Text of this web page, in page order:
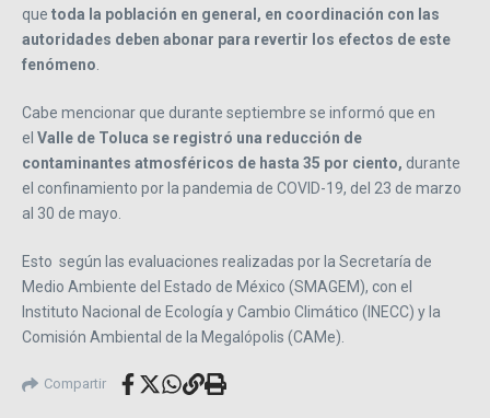
que toda la población en general, en coordinación con las
autoridades deben abonar para revertir los efectos de este
fenómeno.
Cabe mencionar que durante septiembre se informó que en
el Valle de Toluca se registró una reducción de
contaminantes atmosféricos de hasta 35 por ciento, durante
el confinamiento por la pandemia de COVID-19, del 23 de marzo
al 30 de mayo.
Esto según las evaluaciones realizadas por la Secretaría de
Medio Ambiente del Estado de México (SMAGEM), con el
Instituto Nacional de Ecología y Cambio Climático (INECC) y la
Comisión Ambiental de la Megalópolis (CAMe).
Compartir